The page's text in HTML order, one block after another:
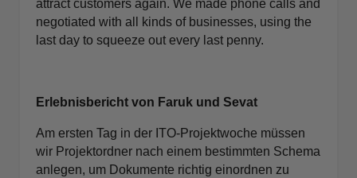
attract customers again. We made phone calls and
negotiated with all kinds of businesses, using the
last day to squeeze out every last penny.
Erlebnisbericht von Faruk und Sevat
Am ersten Tag in der ITO-Projektwoche müssen
wir Projektordner nach einem bestimmten Schema
anlegen, um Dokumente richtig einordnen zu